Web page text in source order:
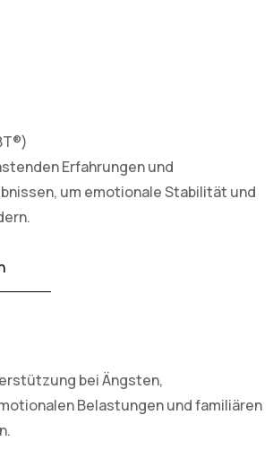
Erfahrungen und
um emotionale Stabilität und
bei Ängsten,
Belastungen und familiären